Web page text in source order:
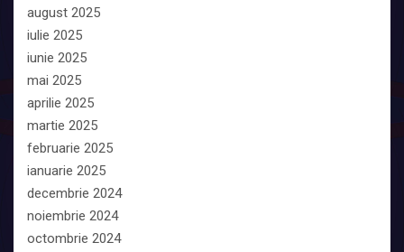
august 2025
iulie 2025
iunie 2025
mai 2025
aprilie 2025
martie 2025
februarie 2025
ianuarie 2025
decembrie 2024
noiembrie 2024
octombrie 2024